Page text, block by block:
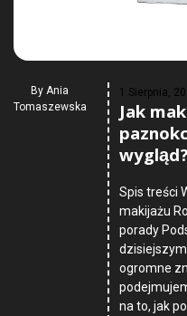
By Ania
Tomaszewska
1 Sierpnia,
Jak
wygląd?
Spis treści
makijażu
porady
ogromne
na to, jak